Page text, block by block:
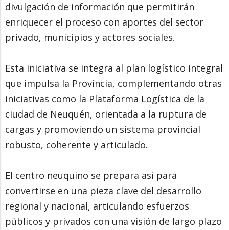
divulgación de información que permitirán
enriquecer el proceso con aportes del sector
privado, municipios y actores sociales.
Esta iniciativa se integra al plan logístico integral
que impulsa la Provincia, complementando otras
iniciativas como la Plataforma Logística de la
ciudad de Neuquén, orientada a la ruptura de
cargas y promoviendo un sistema provincial
robusto, coherente y articulado.
El centro neuquino se prepara así para
convertirse en una pieza clave del desarrollo
regional y nacional, articulando esfuerzos
públicos y privados con una visión de largo plazo